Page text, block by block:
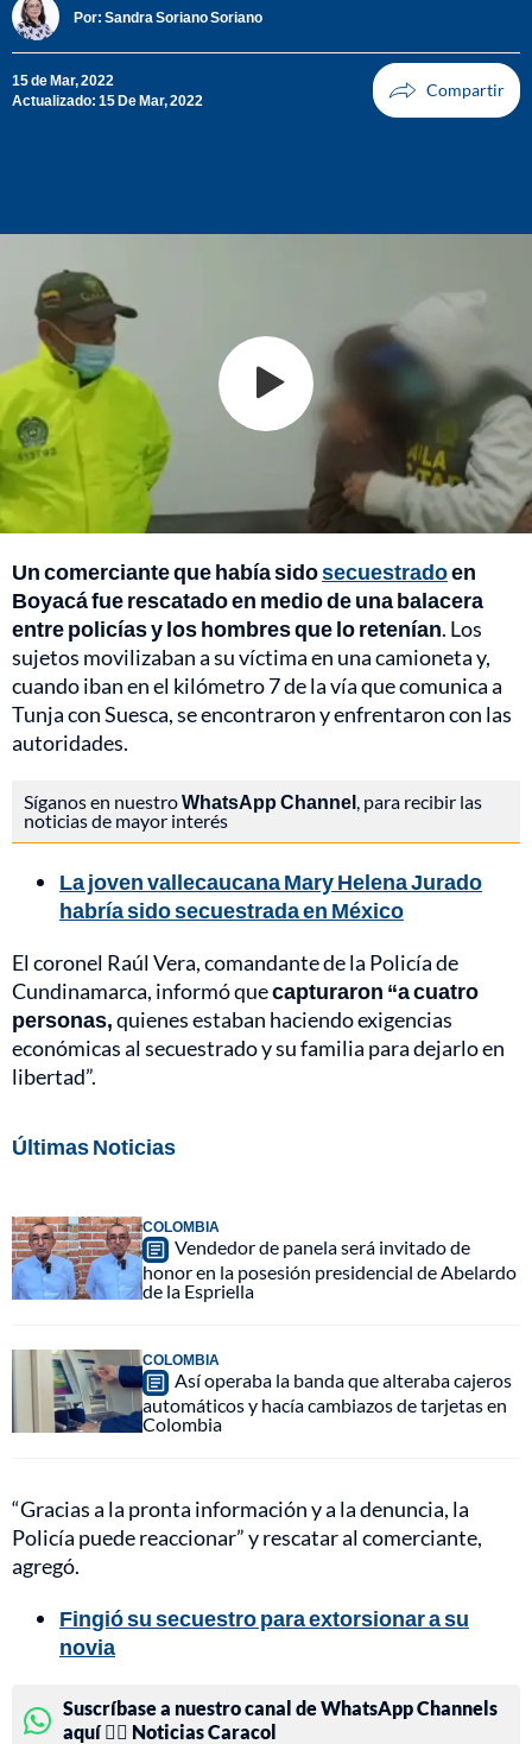
Por: Sandra Soriano Soriano
15 de Mar, 2022
Actualizado: 15 De Mar, 2022
Un comerciante que había sidosecuestradoen
Boyacá fue rescatado en medio de una balacera
entre policías y los hombres que lo retenían. Los
sujetos movilizaban a su víctima en una camioneta y,
cuando iban en el kilómetro 7 de la vía que comunica a
Tunja con Suesca, se encontraron y enfrentaron con las
autoridades.
Síganos en nuestroWhatsApp Channel , para recibir las
noticias de mayor interés
La joven vallecaucana Mary Helena Jurado
habría sido secuestrada en México
El coronel Raúl Vera, comandante de la Policía de
Cundinamarca, informó quecapturaron “a cuatro
personas,quienes estaban haciendo exigencias
económicas al secuestrado y su familia para dejarlo en
libertad”.
Últimas Noticias
COLOMBIA
Vendedor de panela será invitado de
honor en la posesión presidencial de Abelardo
de la Espriella
COLOMBIA
Así operaba la banda que alteraba cajeros
automáticos y hacía cambiazos de tarjetas en
Colombia
“Gracias a la pronta información y a la denuncia, la
Policía puede reaccionar” y rescatar al comerciante,
agregó.
Fingió su secuestro para extorsionar a su
novia
Suscríbase a nuestro canal de WhatsApp Channels
aquí 👉🏻 Noticias Caracol